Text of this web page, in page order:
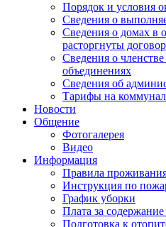
Порядок и условия
Сведения о
Сведения о домах в
расторгнуты
Сведения о
объединениях
Сведения об
Тарифы на
Новости
Общение
Фотогалерея
Видео
Информация
Правила
Инструкция по
График уборки
Плата за
Подготовка к